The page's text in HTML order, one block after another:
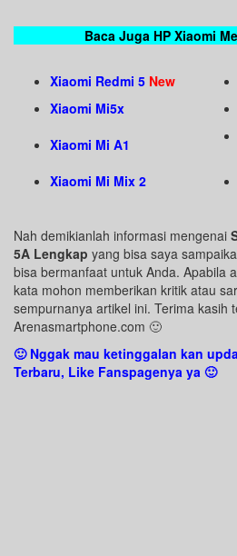
Baca Juga HP Xiaomi
Xiaomi Redmi 5 New
Xiaomi Mi5x
Xiaomi Mi A1
Xiaomi Mi Mix 2
Nah demikianlah informasi mengenai
5A Lengkap yang bisa saya
bisa bermanfaat untuk Anda. Apabila
kata mohon memberikan kritik atau
sempurnanya artikel ini. Terima kasih
Arenasmartphone.com 🙂
🙂 Nggak mau ketinggalan kan
Terbaru, Like Fanspagenya ya 🙂